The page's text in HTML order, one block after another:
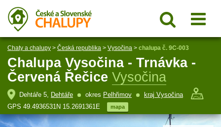
Chaty a chalupy > Česká republika > Vysočina > chalupa č. 9C-003
Chalupa Vysočina - Trnávka -
Červená Řečice Vysočina
Dehtáře 5, Dehtáře okres Pelhřimov
kraj Vysočina
GPS 49.4936531N 15.2691361E
mapa